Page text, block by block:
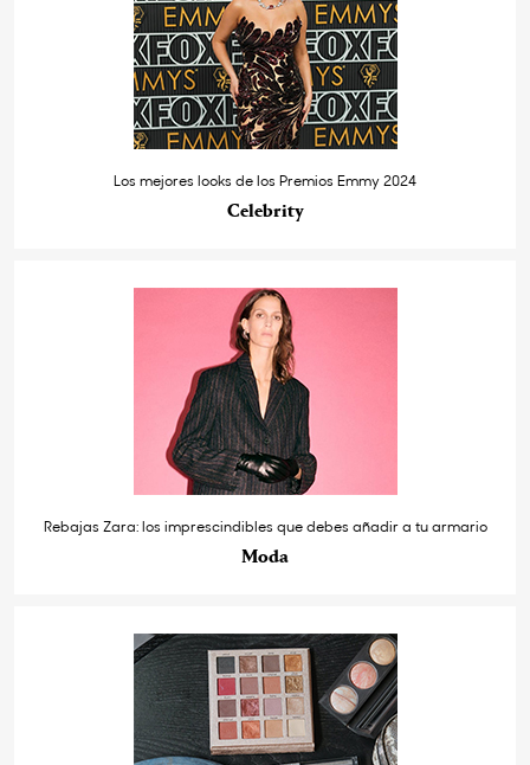
Los mejores looks de los Premios Emmy 2024
Celebrity
Rebajas Zara: los imprescindibles que debes añadir a tu armario
Moda